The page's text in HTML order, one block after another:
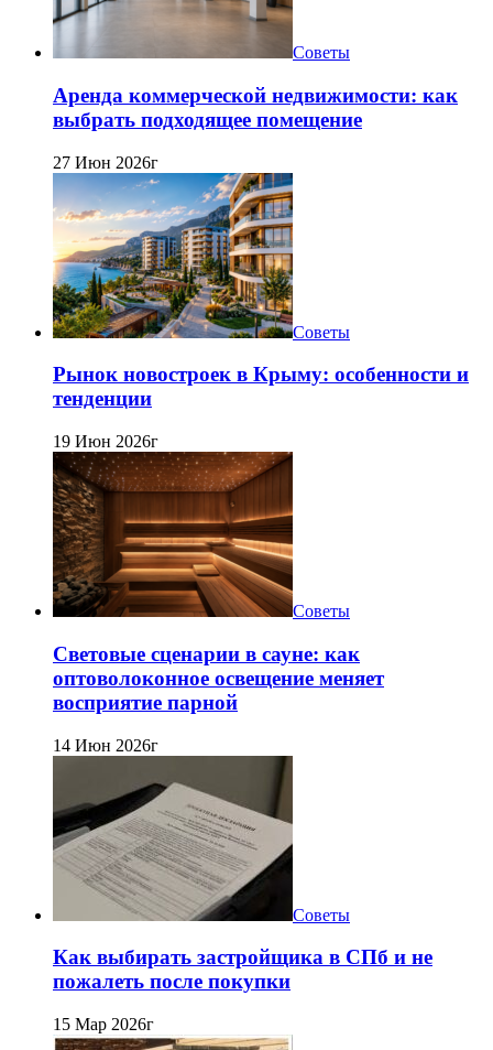
Советы
Аренда коммерческой недвижимости: как
выбрать подходящее помещение
27 Июн 2026г
Советы
Рынок новостроек в Крыму: особенности и
тенденции
19 Июн 2026г
Советы
Световые сценарии в сауне: как
оптоволоконное освещение меняет
восприятие парной
14 Июн 2026г
Советы
Как выбирать застройщика в СПб и не
пожалеть после покупки
15 Мар 2026г